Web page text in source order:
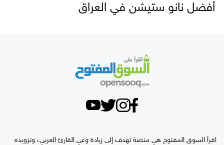
أفضل نانو ستيشن في العراق
اقرأ السوق المفتوح هي منصة تهدف إلى زيادة وعي القارئ العربي، وتزويده